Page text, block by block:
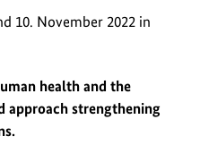
10. November 2022 in
health and the
approach strengthening